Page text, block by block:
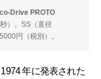
Drive PROTO
）。SS（直径
円（税別）。
年に発表された